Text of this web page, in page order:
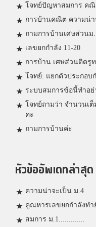
โจทย์ปัญหาสมการ ค
การบ้านคณิต ความน่า
ถามการบ้านเศษส่วนม
เลขยกกำลัง 11-20
การบ้าน เศษส่วนติดรูท
โจทย์: แยกตัวประกอบ
ระบบสมการข้อนี้ทำอย่
โจทย์ถามว่า จำนวนเ
คะ
ถามการบ้านค่ะ
หัวข้ออัพเดทล่าสุด
ความน่าจะเป็น ม.4
คูณหารเลขยกกำลังทำ
สมการ ม.1.............